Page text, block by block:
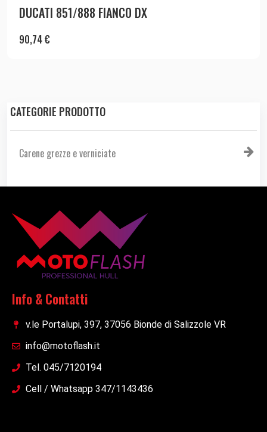
CATEGORIE PRODOTTO
Carene grezze e verniciate
DUCATI 851/888 FIANCO DX
90,74€
Info & Contatti
v.le Portalupi, 397, 37056 Bionde di Salizzole VR
info@motoflash.it
Tel. 045/7120194
Cell / Whatsapp 347/1143436